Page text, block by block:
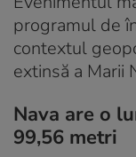
programul de
contextul
extinsă a Marii
Nava are o
99,56 metri